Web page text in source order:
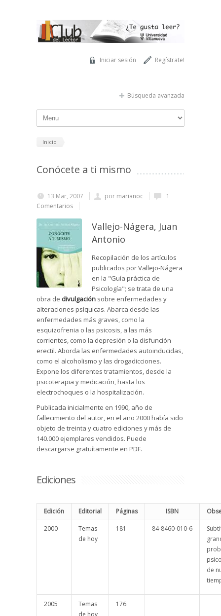
Regístrate!
Iniciar sesión
Búsqueda avanzada
Inicio
Conócete a ti mismo
13 Mar, 2007 por marianoc
1
Comentarios
Vallejo-Nágera, Juan
Antonio
Recopilación de los artículos
publicados por Vallejo-Nágera
en la "Guía práctica de
Psicología"; se trata de una
obra de divulgación sobre enfermedades y
alteraciones psíquicas. Abarca desde las
enfermedades más graves, como la
esquizofrenia o las psicosis, a las más
corrientes, como la depresión o la disfunción
erectil. Aborda las enfermedades autoinducidas,
como el alcoholismo y las drogadicciones.
Expone los diferentes tratamientos, desde la
psicoterapia y medicación, hasta los
electrochoques o la hospitalización.
Publicada inicialmente en 1990, año de
fallecimiento del autor, en el año 2000 había sido
objeto de treinta y cuatro ediciones y más de
140.000 ejemplares vendidos. Puede
descargarse gratuítamente en PDF.
Ediciones
Edición Editorial Páginas ISBN
2000
Temas
de hoy
181 84-8460-010-6
de
2005
Temas
176